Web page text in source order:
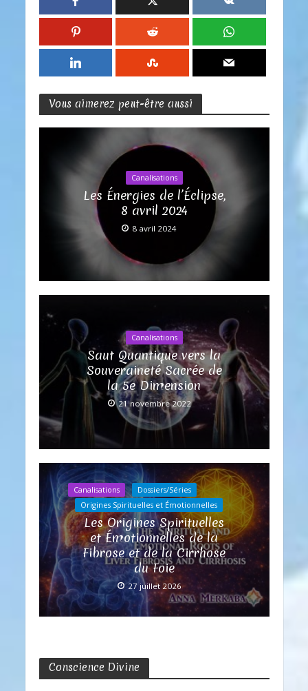
Vous aimerez peut-être aussi
Canalisations
Les Énergies de l’Éclipse,
8 avril 2024
8 avril 2024
Canalisations
Saut Quantique vers la
Souveraineté Sacrée de
la 5e Dimension
21 novembre 2022
Canalisations
Dossiers/Séries
Origines Spirituelles et Émotionnelles
Les Origines Spirituelles
et Émotionnelles de la
Fibrose et de la Cirrhose
du Foie
27 juillet 2026
Conscience Divine